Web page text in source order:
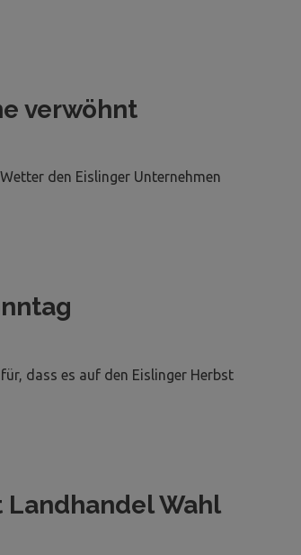
verwöhnt
den Eislinger Unternehmen
dass es auf den Eislinger Herbst
Wahl